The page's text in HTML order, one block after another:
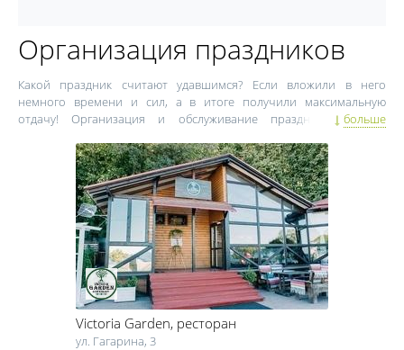
Организация праздников
Какой праздник считают удавшимся? Если вложили в него
немного времени и сил, а в итоге получили максимальную
отдачу! Организация и обслуживание праздников – это
позитив, лишать их головной боли по поводу организации того
или иного мероприятия – вот главная цель компаний из сферы
организации и обслуживания праздников в Черкассах. Этим
людям под силу разукрасить любой праздник, сделать его
непохожим на все, что вы видели ранее… Хотите доверить
проверенной компании организацию своей собственной
свадьбы или подготовить сюрприз на день рождения подруги?
Просто зайдите в каталог in.ck.ua – здесь вы гарантированно
найдете то, что искали.
больше
Victoria Garden, ресторан
ул. Гагарина, 3